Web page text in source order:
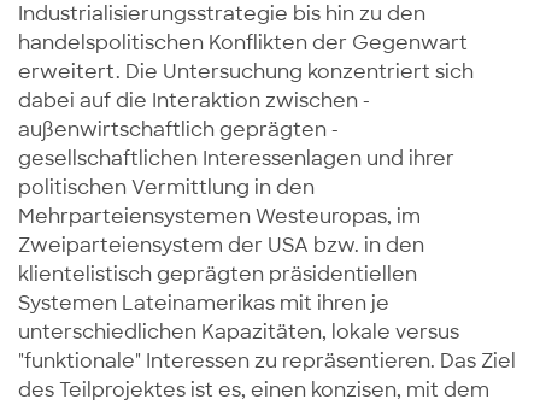
Industrialisierungsstrategie bis hin zu den
handelspolitischen Konflikten der Gegenwart
erweitert. Die Untersuchung konzentriert sich
dabei auf die Interaktion zwischen -
außenwirtschaftlich geprägten -
gesellschaftlichen Interessenlagen und ihrer
politischen Vermittlung in den
Mehrparteiensystemen Westeuropas, im
Zweiparteiensystem der USA bzw. in den
klientelistisch geprägten präsidentiellen
Systemen Lateinamerikas mit ihren je
unterschiedlichen Kapazitäten, lokale versus
"funktionale" Interessen zu repräsentieren. Das Ziel
des Teilprojektes ist es, einen konzisen, mit dem